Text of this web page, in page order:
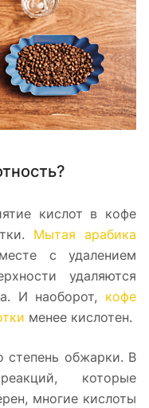
кислот в кофе
Мытая арабика
с удалением
удаляются
И наоборот, кофе
менее кислотен.
обжарки. В
которые
многие кислоты